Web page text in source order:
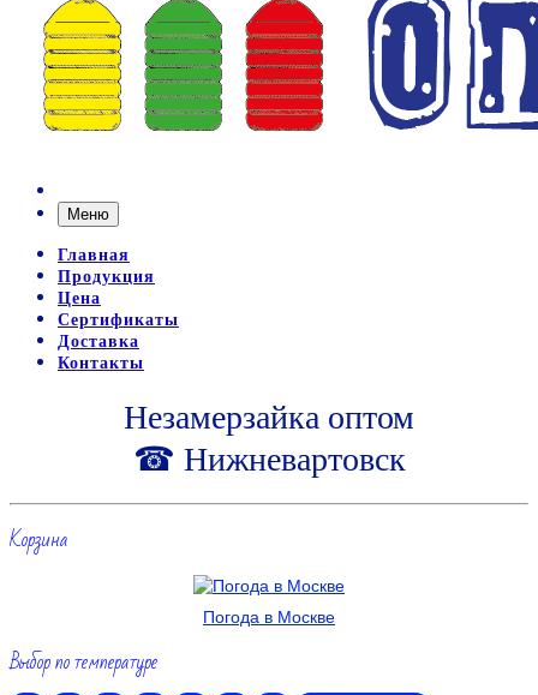
Меню
Главная
Продукция
Цена
Сертификаты
Доставка
Контакты
Незамерзайка оптом
☎ Нижневартовск
Корзина
Погода в Москве
Выбор по температуре